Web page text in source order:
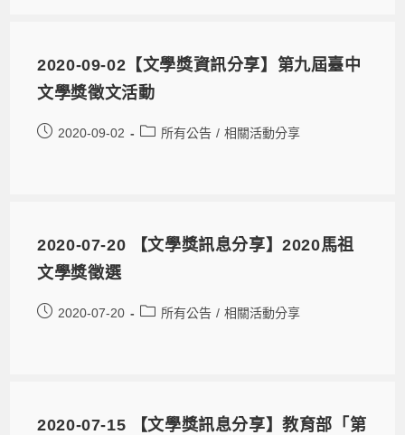
2020-09-02【文學獎資訊分享】第九屆臺中
文學獎徵文活動
2020-09-02 所有公告 / 相關活動分享
2020-07-20 【文學獎訊息分享】2020馬祖
文學獎徵選
2020-07-20 所有公告 / 相關活動分享
2020-07-15 【文學獎訊息分享】教育部「第